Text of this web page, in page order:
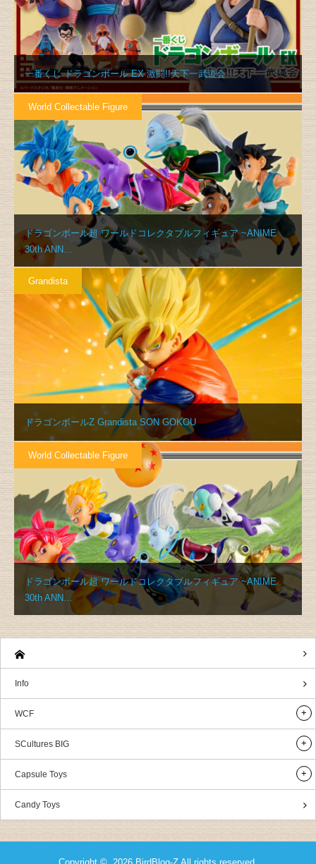
一番くじ ドラゴンボール EX 激闘!!天下一武道会
World Collectable Figure
ドラゴンボール超 ワールドコレクタブルフィギュア ~ANIME
30th ANN…
Grandista
ドラゴンボールZ Grandista SON GOKOU
World Collectable Figure
ドラゴンボール超 ワールドコレクタブルフィギュア ~ANIME
30th ANN…
Info
WCF
SCultures BIG
Capsule Toys
Candy Toys